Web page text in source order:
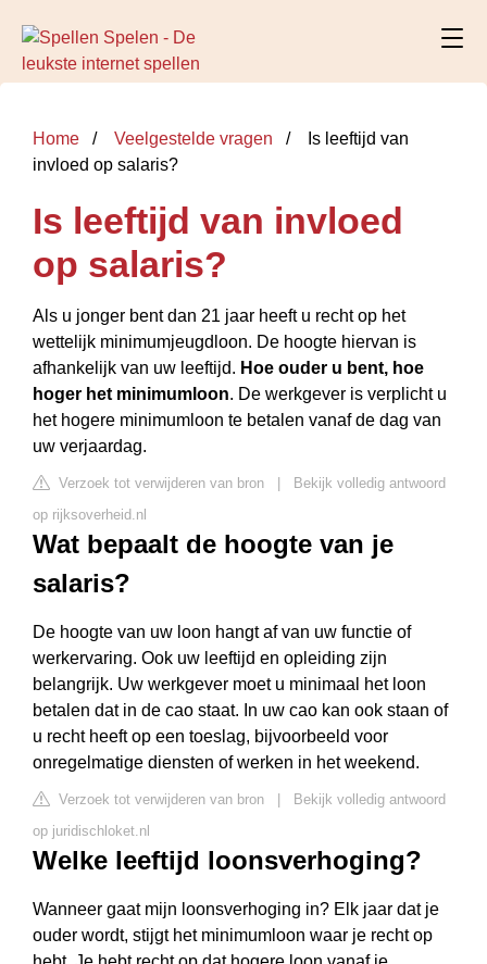
Home Veelgestelde vragen
Is leeftijd van
invloed op salaris?
Is leeftijd van invloed
op salaris?
Als u jonger bent dan 21 jaar heeft u recht op het
wettelijk minimumjeugdloon. De hoogte hiervan is
afhankelijk van uw leeftijd. Hoe ouder u bent, hoe
hoger het minimumloon. De werkgever is verplicht u
het hogere minimumloon te betalen vanaf de dag van
uw verjaardag.
Verzoek tot verwijderen van bron
Bekijk volledig antwoord
op rijksoverheid.nl
Wat bepaalt de hoogte van je
salaris?
De hoogte van uw loon hangt af van uw functie of
werkervaring. Ook uw leeftijd en opleiding zijn
belangrijk. Uw werkgever moet u minimaal het loon
betalen dat in de cao staat. In uw cao kan ook staan of
u recht heeft op een toeslag, bijvoorbeeld voor
onregelmatige diensten of werken in het weekend.
Verzoek tot verwijderen van bron
Bekijk volledig antwoord
op juridischloket.nl
Welke leeftijd loonsverhoging?
Wanneer gaat mijn loonsverhoging in? Elk jaar dat je
ouder wordt, stijgt het minimumloon waar je recht op